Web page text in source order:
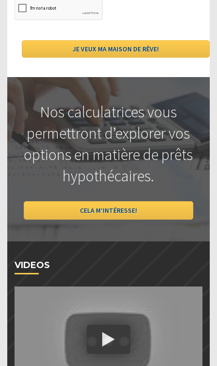
Nos calculatrices vous
permettront d’explorer vos
options en matière de prêts
hypothécaires.
CELA M’INTÉRESSE!
VIDEOS